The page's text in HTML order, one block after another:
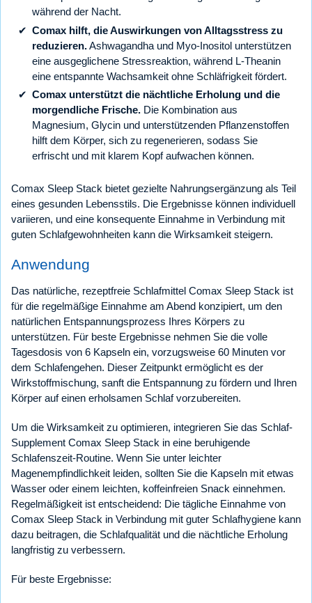
während der Nacht.
Comax hilft, die Auswirkungen von Alltagsstress zu
reduzieren.Ashwagandha und Myo-Inositol unterstützen
eine ausgeglichene Stressreaktion, während L-Theanin
eine entspannte Wachsamkeit ohne Schläfrigkeit fördert.
Comax unterstützt die nächtliche Erholung und die
morgendliche Frische. Die Kombination aus
Magnesium, Glycin und unterstützenden Pflanzenstoffen
hilft dem Körper, sich zu regenerieren, sodass Sie
erfrischt und mit klarem Kopf aufwachen können.
Comax Sleep Stack bietet gezielte Nahrungsergänzung als Teil
eines gesunden Lebensstils. Die Ergebnisse können individuell
variieren, und eine konsequente Einnahme in Verbindung mit
guten Schlafgewohnheiten kann die Wirksamkeit steigern.
Anwendung
Das natürliche, rezeptfreie Schlafmittel Comax Sleep Stack ist
für die regelmäßige Einnahme am Abend konzipiert, um den
natürlichen Entspannungsprozess Ihres Körpers zu
unterstützen. Für beste Ergebnisse nehmen Sie die volle
Tagesdosis von 6 Kapseln ein, vorzugsweise 60 Minuten vor
dem Schlafengehen. Dieser Zeitpunkt ermöglicht es der
Wirkstoffmischung, sanft die Entspannung zu fördern und Ihren
Körper auf einen erholsamen Schlaf vorzubereiten.
Um die Wirksamkeit zu optimieren, integrieren Sie das Schlaf-
Supplement Comax Sleep Stack in eine beruhigende
Schlafenszeit-Routine. Wenn Sie unter leichter
Magenempfindlichkeit leiden, sollten Sie die Kapseln mit etwas
Wasser oder einem leichten, koffeinfreien Snack einnehmen.
Regelmäßigkeit ist entscheidend: Die tägliche Einnahme von
Comax Sleep Stack in Verbindung mit guter Schlafhygiene kann
dazu beitragen, die Schlafqualität und die nächtliche Erholung
langfristig zu verbessern.
Für beste Ergebnisse: